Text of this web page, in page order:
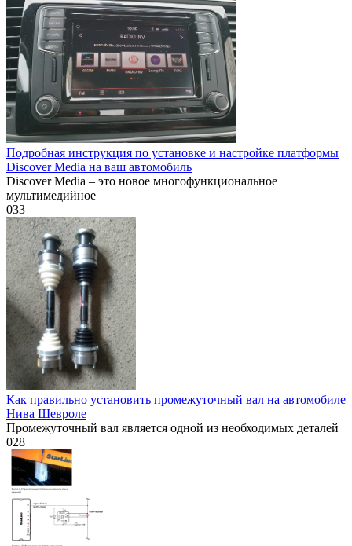
Подробная инструкция по установке и настройке платформы
Discover Media на ваш автомобиль
Discover Media – это новое многофункциональное
мультимедийное
033
Как правильно установить промежуточный вал на автомобиле
Нива Шевроле
Промежуточный вал является одной из необходимых деталей
028